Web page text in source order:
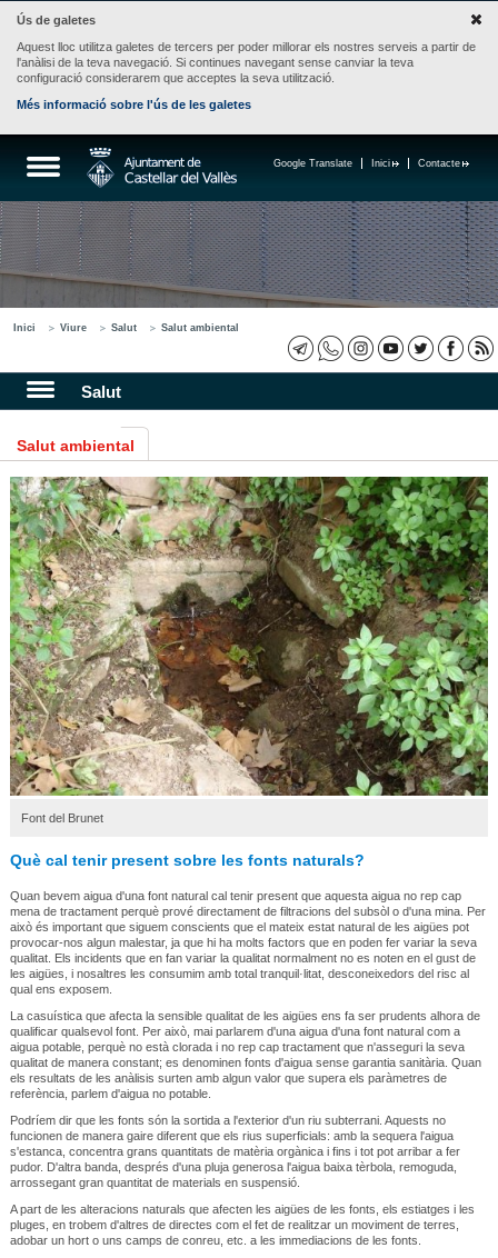
Ús de galetes
Aquest lloc utilitza galetes de tercers per poder millorar els nostres serveis a partir de
l'anàlisi de la teva navegació. Si continues navegant sense canviar la teva
configuració considerarem que acceptes la seva utilització.
Més informació sobre l'ús de les galetes
Contacte
Inici
Google Translate
Inici Viure Salut Salut ambiental
Salut
Salut ambiental
Font del Brunet
Què cal tenir present sobre les fonts naturals?
Quan bevem aigua d'una font natural cal tenir present que aquesta aigua no rep cap
mena de tractament perquè prové directament de filtracions del subsòl o d'una mina. Per
això és important que siguem conscients que el mateix estat natural de les aigües pot
provocar-nos algun malestar, ja que hi ha molts factors que en poden fer variar la seva
qualitat. Els incidents que en fan variar la qualitat normalment no es noten en el gust de
les aigües, i nosaltres les consumim amb total tranquil·litat, desconeixedors del risc al
qual ens exposem.
La casuística que afecta la sensible qualitat de les aigües ens fa ser prudents alhora de
qualificar qualsevol font. Per això, mai parlarem d'una aigua d'una font natural com a
aigua potable, perquè no està clorada i no rep cap tractament que n'asseguri la seva
qualitat de manera constant; es denominen fonts d'aigua sense garantia sanitària. Quan
els resultats de les anàlisis surten amb algun valor que supera els paràmetres de
referència, parlem d'aigua no potable.
Podríem dir que les fonts són la sortida a l'exterior d'un riu subterrani. Aquests no
funcionen de manera gaire diferent que els rius superficials: amb la sequera l'aigua
s'estanca, concentra grans quantitats de matèria orgànica i fins i tot pot arribar a fer
pudor. D'altra banda, després d'una pluja generosa l'aigua baixa tèrbola, remoguda,
arrossegant gran quantitat de materials en suspensió.
A part de les alteracions naturals que afecten les aigües de les fonts, els estiatges i les
pluges, en trobem d'altres de directes com el fet de realitzar un moviment de terres,
adobar un hort o uns camps de conreu, etc. a les immediacions de les fonts.